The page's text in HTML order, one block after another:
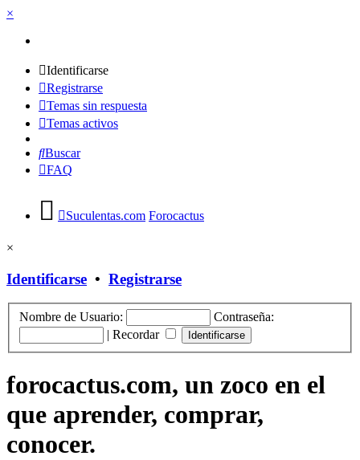
×
Identificarse
Registrarse
Temas sin respuesta
Temas activos
Buscar
FAQ
Suculentas.com Forocactus
×
Identificarse • Registrarse
Nombre de Usuario:
Contraseña:
| Recordar
forocactus.com, un zoco en el
que aprender, comprar,
conocer.